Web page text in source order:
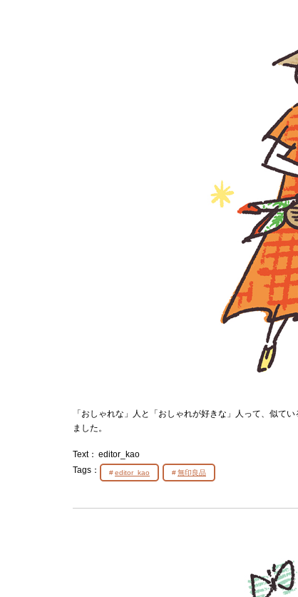
「おしゃれな」人と「おしゃれが好きな」人って、似て
ました。
Text： editor_kao
Tags：
editor_kao 無印良品